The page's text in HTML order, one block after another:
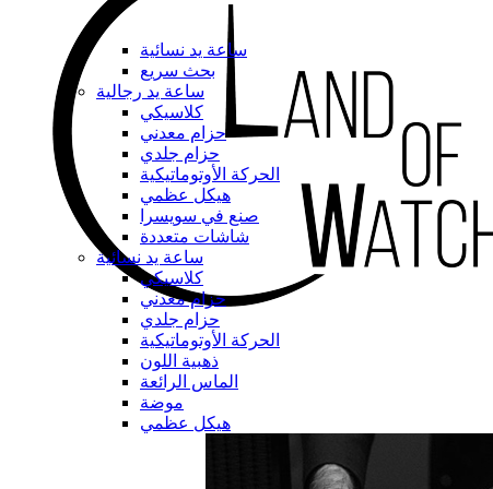
ساعة يد نسائية
بحث سريع
ساعة يد رجالية
كلاسيكي
حزام معدني
حزام جلدي
الحركة الأوتوماتيكية
هيكل عظمي
صنع في سويسرا
شاشات متعددة
ساعة يد نسائية
كلاسيكي
حزام معدني
حزام جلدي
الحركة الأوتوماتيكية
ذهبية اللون
الماس الرائعة
موضة
هيكل عظمي